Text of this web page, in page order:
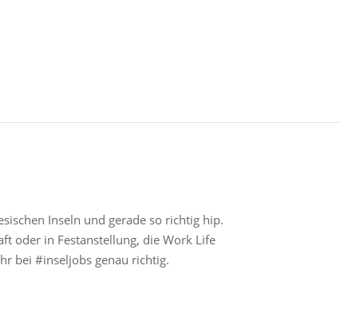
Inseln und gerade so richtig hip.
oder in Festanstellung, die Work Life
bei #inseljobs genau richtig.